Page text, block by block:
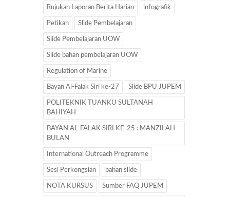
Rujukan Laporan Berita Harian infografik
Petikan Slide Pembelajaran
Slide Pembelajaran UOW
Slide bahan pembelajaran UOW
Regulation of Marine
Bayan Al-Falak Siri ke-27 Slide BPU JUPEM
POLITEKNIK TUANKU SULTANAH
BAHIYAH
BAYAN AL-FALAK SIRI KE-25 : MANZILAH
BULAN
International Outreach Programme
Sesi Perkongsian bahan slide
NOTA KURSUS Sumber FAQ JUPEM